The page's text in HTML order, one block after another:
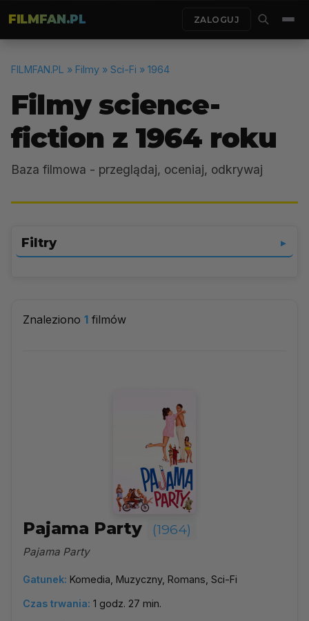
FILMFAN.PL ZALOGUJ
FILMFAN.PL » Filmy » Sci-Fi » 1964
Filmy science-
fiction z 1964 roku
Baza filmowa - przeglądaj, oceniaj, odkrywaj
Filtry ▼
Znaleziono 1 filmów
Pajama Party (1964)
Pajama Party
Gatunek: Komedia, Muzyczny, Romans, Sci-Fi
Czas trwania: 1 godz. 27 min.